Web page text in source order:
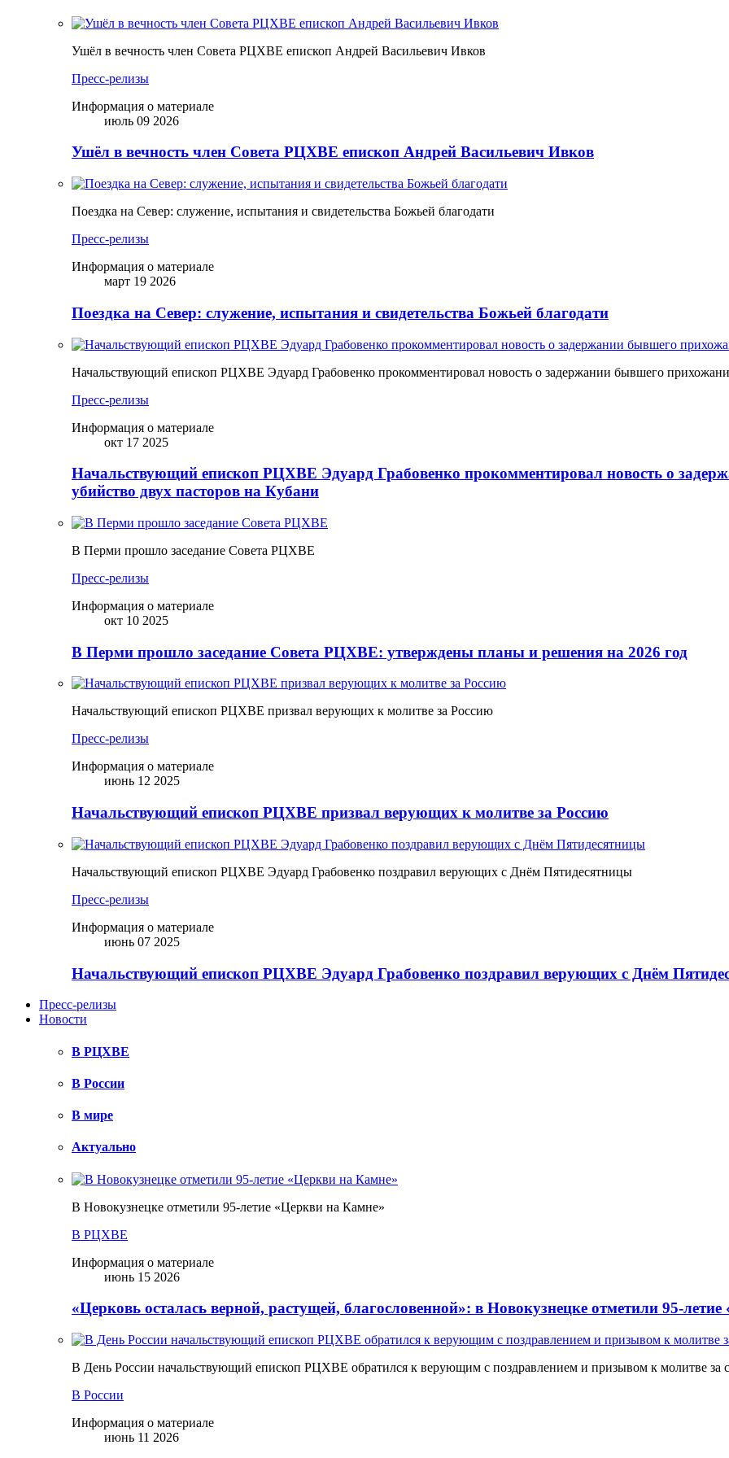
Ушёл в вечность член Совета РЦХВЕ епископ Андрей Васильевич Ивков
Пресс-релизы
Информация о материале
июль 09 2026
Ушёл в вечность член Совета РЦХВЕ епископ Андрей Васильевич Ивков
Поездка на Север: служение, испытания и свидетельства Божьей благодати
Пресс-релизы
Информация о материале
март 19 2026
Поездка на Север: служение, испытания и свидетельства Божьей благодати
Начальствующий епископ РЦХВЕ Эдуард Грабовенко прокомментировал новость о задержании бывшего
Пресс-релизы
Информация о материале
окт 17 2025
Начальствующий епископ РЦХВЕ Эдуард Грабовенко прокомментировал новость о
убийство двух пасторов на Кубани
В Перми прошло заседание Совета РЦХВЕ
Пресс-релизы
Информация о материале
окт 10 2025
В Перми прошло заседание Совета РЦХВЕ: утверждены планы и решения на 2026 год
Начальствующий епископ РЦХВЕ призвал верующих к молитве за Россию
Пресс-релизы
Информация о материале
июнь 12 2025
Начальствующий епископ РЦХВЕ призвал верующих к молитве за Россию
Начальствующий епископ РЦХВЕ Эдуард Грабовенко поздравил верующих с Днём Пятидесятницы
Пресс-релизы
Информация о материале
июнь 07 2025
Начальствующий епископ РЦХВЕ Эдуард Грабовенко поздравил верующих с Днём
Пресс-релизы
Новости
В РЦХВЕ
В России
В мире
Актуально
В Новокузнецке отметили 95-летие «Церкви на Камне»
В РЦХВЕ
Информация о материале
июнь 15 2026
«Церковь осталась верной, растущей, благословенной»: в Новокузнецке отметили 95-
В День России начальствующий епископ РЦХВЕ обратился к верующим с поздравлением и призывом к молитве за
В России
Информация о материале
июнь 11 2026